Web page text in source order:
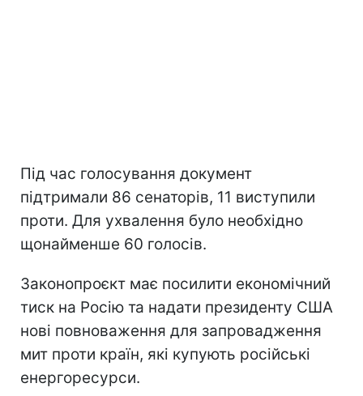
Під час голосування документ
підтримали 86 сенаторів, 11 виступили
проти. Для ухвалення було необхідно
щонайменше 60 голосів.
Законопроєкт має посилити економічний
тиск на Росію та надати президенту США
нові повноваження для запровадження
мит проти країн, які купують російські
енергоресурси.